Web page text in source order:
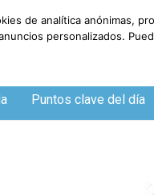
de agosto de 2026
Puntos clave del día
de analítica anónimas,
personalizados.